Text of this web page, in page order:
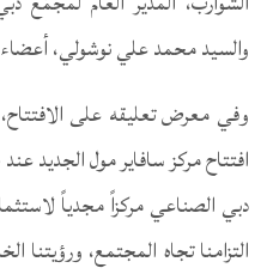
والسيد محمد علي نوشولي، أعضاء
وفي معرض تعليقه على
افتتاح مركز سافاير مول
دبي الصناعي مركزاً مجدياً
التزامنا تجاه المجتمع،